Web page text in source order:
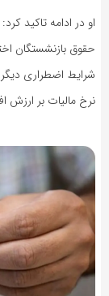
او در ادامه تاکید
حقوق بازنشستگان
شرایط اضطراری
نرخ مالیات بر